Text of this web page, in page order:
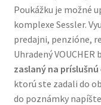
Poukážku je možné
komplexe Sessler.
predajni, penzióne,
Uhradený
zaslaný na
ktorú ste zadali do
do poznámky